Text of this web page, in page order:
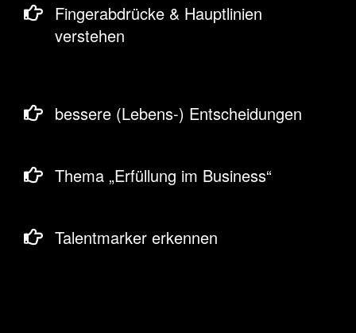
Fingerabdrücke & Hauptlinien
verstehen
bessere (Lebens-) Entscheidungen
Thema „Erfüllung im Business“
Talentmarker erkennen